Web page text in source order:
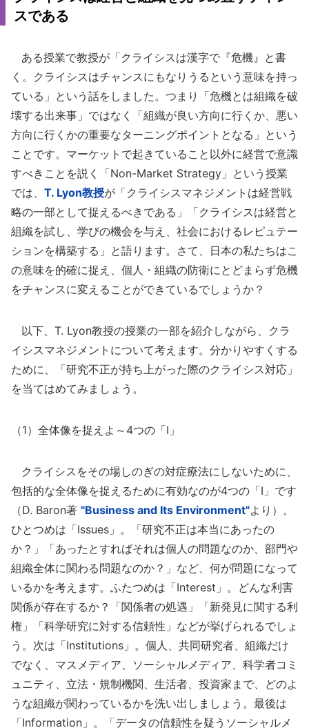
スである
ある授業で教授が「クライシスは漢字で『危機』と書
く。クライシスはチャンスにもなりうるという意味を持っ
ている」という話をしました。つまり「危機とは組織を破
壊する出来事」ではなく「組織が良い方向に行くか、悪い
方向に行くかの重要なターニングポイントとなる」という
ことです。マーケットで起きていること以外に経営で意識
すべきことを説く「Non-Market Strategy」という授業
では、 T. Lyon教授が「クライシスマネジメントは経営戦
略の一部として捉えるべきである」「クライシスは経営と
組織を試し、学びの機会を与え、社会におけるレピュテー
ションを構築する」と語ります。さて、日本の私たちはこ
の意味を的確に捉え、個人・組織の防衛にとどまらず危機
をチャンスに変えることができているでしょうか？
以下、T. Lyon教授の授業の一部を紹介しながら、クラ
イシスマネジメントについて考えます。分かりやすくする
ために、「研究不正が持ち上がった際のクライシス対応」
を当てはめてみましょう。
（1）全体像を捉えよ～4つの「I」
クライシスをその場しのぎの対症療法にしないために、
包括的な全体像を捉えるために有効なのが4つの「I」です
（D. Baron著 "Business and Its Environment"より）。
ひとつめは「Issues」。「研究不正は本当にあったの
か？」「あったとすればそれは個人の問題なのか、部門や
組織全体に関わる問題なのか？」など、何が問題になって
いるかを考えます。ふたつめは「Interest」。どんな利害
関係が存在するか？「関係者の処遇」「新発見に関する利
権」「科学研究に対する信頼性」などが挙げられるでしょ
う。次は「Institutions」。個人、共同研究者、組織だけ
でなく、マスメディア、ソーシャルメディア、科学者コミ
ュニティ、立法・規制機関、生活者、投資家まで、どのよ
うな組織が関わっているかを洗い出しましょう。最後は
「Information」。「データの信頼性を疑うソーシャルメ